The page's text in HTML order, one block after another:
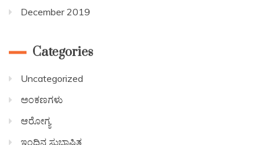
December 2019
Categories
Uncategorized
ಅಂಕಣಗಳು
ಆರೋಗ್ಯ
ಇಂದಿನ ಸುಭಾಷಿತ